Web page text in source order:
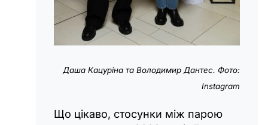
Даша Кацуріна та Володимир Дантес. Фото:
Instagram
Що цікаво, стосунки між парою